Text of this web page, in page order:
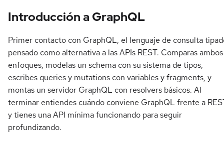
Introducción a GraphQL
Primer contacto con GraphQL, el lenguaje de consulta
pensado como alternativa a las APIs REST. Comparas ambos
enfoques, modelas un schema con su sistema de tipos,
escribes queries y mutations con variables y fragments, y
montas un servidor GraphQL con resolvers básicos. Al
terminar entiendes cuándo conviene GraphQL frente a
y tienes una API mínima funcionando para seguir
profundizando.